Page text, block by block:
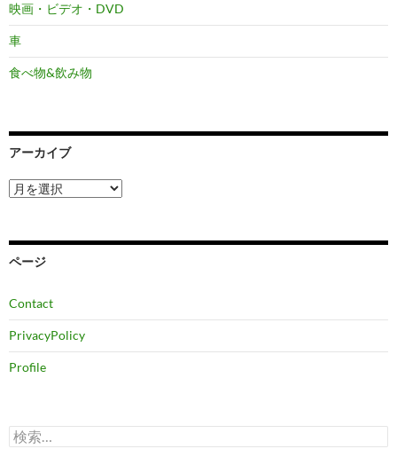
映画・ビデオ・DVD
車
食べ物&飲み物
アーカイブ
ア
ー
ブ
ページ
Contact
PrivacyPolicy
Profile
検